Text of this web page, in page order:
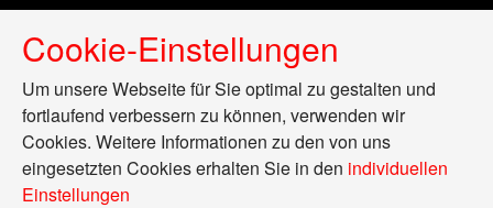
Cookie-Einstellungen
Um unsere Webseite für Sie optimal zu gestalten und
fortlaufend verbessern zu können, verwenden wir
Cookies. Weitere Informationen zu den von uns
eingesetzten Cookies erhalten Sie in den individuellen
Einstellungen